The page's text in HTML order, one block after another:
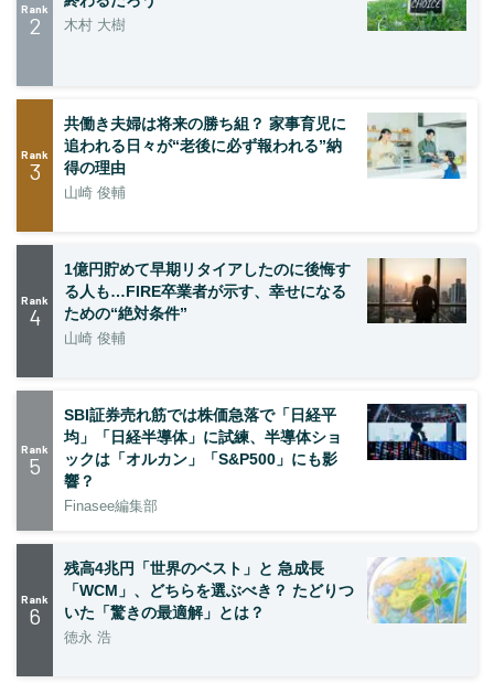
Rank
2 木村 大樹
Rank
3
共働き夫婦は将来の勝ち組？ 家事育児に
追われる日々が“老後に必ず報われる”納
得の理由
山崎 俊輔
Rank
4
1億円貯めて早期リタイアしたのに後悔す
る人も…FIRE卒業者が示す、幸せになる
ための“絶対条件”
山崎 俊輔
Rank
5
SBI証券売れ筋では株価急落で「日経平
均」「日経半導体」に試練、半導体ショ
ックは「オルカン」「S&P500」にも影
響？
Finasee編集部
Rank
6
残高4兆円「世界のベスト」と 急成長
「WCM」、どちらを選ぶべき？ たどりつ
いた「驚きの最適解」とは？
徳永 浩